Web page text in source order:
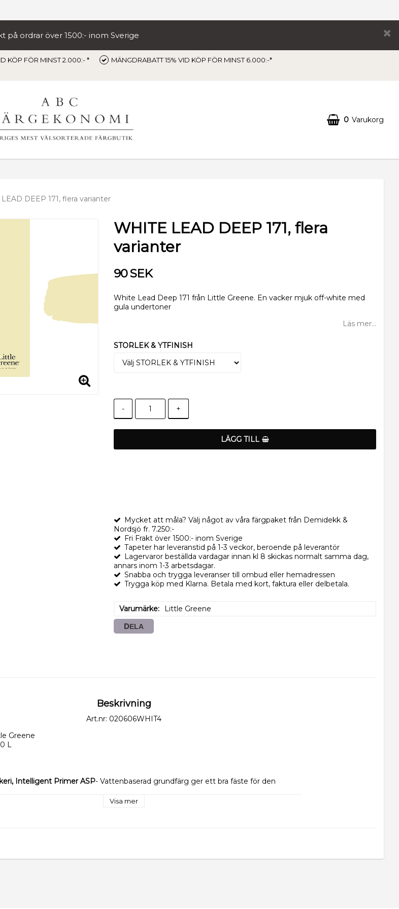
på ordrar över 1500:- inom Sverige
KÖP FÖR MINST 2.000:- *
MÄNGDRABATT 15% VID KÖP FÖR MINST 6.000:-*
0 Varukorg
DEEP 171, flera varianter
WHITE LEAD DEEP 171, flera
varianter
90 SEK
White Lead Deep 171 från Little Greene. En vacker mjuk off-white med
gula undertoner
Läs mer...
STORLEK & YTFINISH
- +
LÄGG TILL
Mycket att måla? Välj något av våra färgpaket från Demidekk &
Nordsjö fr. 7.250:-
Fri Frakt över 1500:- inom Sverige
Tapeter har leveranstid på 1-3 veckor, beroende på leverantör
Lagervaror beställda vardagar innan kl 8 skickas normalt samma dag,
annars inom 1-3 arbetsdagar.
Snabba och trygga leveranser till ombud eller hemadressen
Trygga köp med Klarna. Betala med kort, faktura eller delbetala.
Varumärke Little Greene
DELA
Beskrivning
Art.nr: 020606WHIT4
Greene
L
Intelligent Primer ASP- Vattenbaserad grundfärg ger ett bra fäste för den
Surface Primer och fäster på de flesta material.
Visa mer